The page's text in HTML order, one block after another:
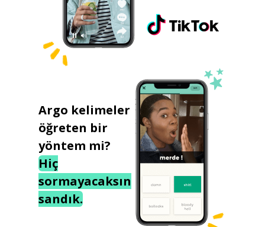
Argo kelimeler
öğreten bir
yöntem mi?
Hiç
sormayacaksın
sandık.